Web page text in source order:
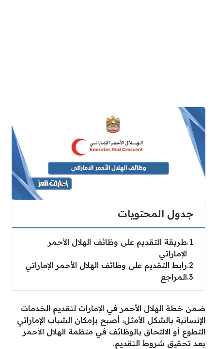
جدول المحتويات
1 طريقة التقديم على وظائف الهلال الأحمر
الإماراتي
2 رابط التقديم على وظائف الهلال الأحمر الإماراتي
3 المراجع
ضمن خطة الهلال الأحمر في الإمارات لتقديم الخدمات
الإنسانية بالشكل الأمثل، أصبح بإمكان الشباب الإماراتي
التطوع أو الالتحاق بالوظائف في منظمة الهلال الأحمر
بعد تحقيق شروط التقديم.